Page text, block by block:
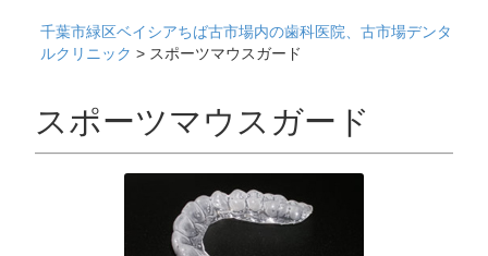
ン
ツ
キ
ッ
プ
千葉市緑区ベイシアちば古市場内の歯科医院、古市場デンタ
ルクリニック > スポーツマウスガード
スポーツマウスガード